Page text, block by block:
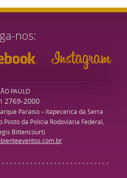
nos
PAULO
2769-2000
Paraíso – Itapecerica da Serra
Posto da Polícia Rodoviária Federal,
Bittencourt)